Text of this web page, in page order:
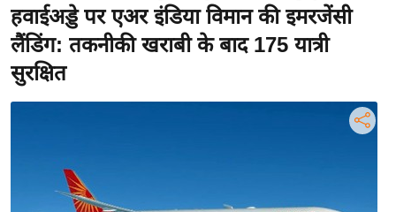
ख
ब
र
रा
हवाईअड्डे पर एअर इंडिया विमान की इमरजेंसी
लैंडिंग: तकनीकी खराबी के बाद 175 यात्री
सुरक्षित